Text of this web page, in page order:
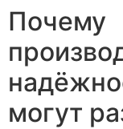
Почему
могут